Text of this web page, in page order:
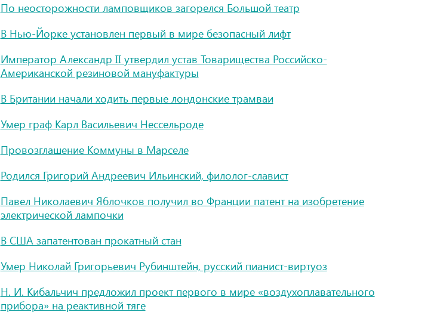
По неосторожности ламповщиков загорелся Большой театр
В Нью-Йорке установлен первый в мире безопасный лифт
Император Александр II утвердил устав Товарищества Российско-
Американской резиновой мануфактуры
В Британии начали ходить первые лондонские трамваи
Умер граф Карл Васильевич Нессельроде
Провозглашение Коммуны в Марселе
Родился Григорий Андреевич Ильинский, филолог-славист
Павел Николаевич Яблочков получил во Франции патент на изобретение
электрической лампочки
В США запатентован прокатный стан
Умер Николай Григорьевич Рубинштейн, русский пианист-виртуоз
Н. И. Кибальчич предложил проект первого в мире «воздухоплавательного
прибора» на реактивной тяге